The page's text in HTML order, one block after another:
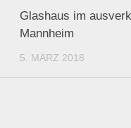
Glashaus im
Mannheim
5. MÄRZ 2018